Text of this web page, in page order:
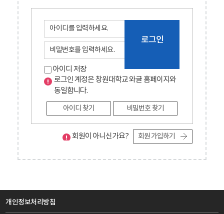
아이디 저장
로그인
로그인 계정은 창원대학교 와글 홈페이지와
동일합니다.
아이디 찾기 비밀번호 찾기
회원이 아니신가요? 회원 가입하기
개인정보처리방침